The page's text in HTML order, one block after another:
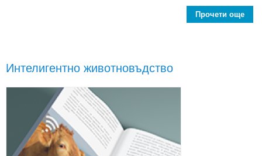
Прочети още
Интелигентно животновъдство